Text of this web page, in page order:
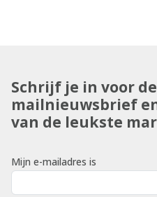
Schrijf je in voor
mailnieuwsbrief
van de leukste
Mijn e-mailadres is